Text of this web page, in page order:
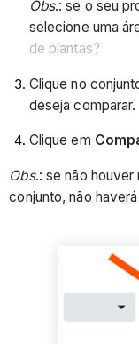
Obs.: se o seu
selecione uma
de plantas?
Clique no
deseja comparar.
Clique em
Obs.: se não houver
conjunto, não